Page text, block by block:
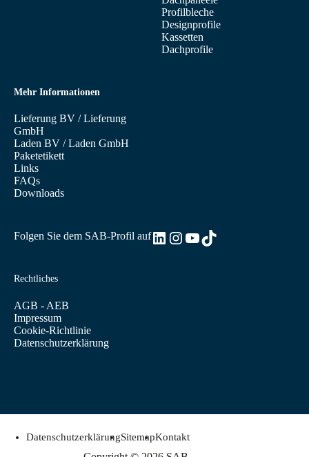
Profilbleche
Designprofile
Kassetten
Dachprofile
Mehr Informationen
Lieferung BV /Lieferung
GmbH
Laden BV /Laden GmbH
Paketetikett
Links
FAQs
Downloads
Rechtliches
AGB - AEB
Impressum
Cookie-Richtlinie
Datenschutzerklärung
Folgen Sie dem SAB-Profil aufLinkedIn
Instagram
YouTube
TikTok
DatenschutzerklärungSitemapKontakt